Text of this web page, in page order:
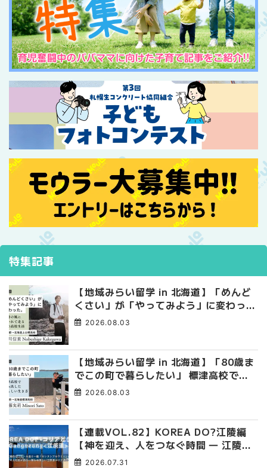
特集記事
【地域みらい留学 in 北海道】「めんど
くさい」が「やってみよう」に変わっ
た。 十勝の風に吹かれて走る、僕の泥
2026.08.03
【地域みらい留学 in 北海道】「80歳ま
でこの町で暮らしたい」 標津高校で踏
み出した、私らしい生き方
2026.08.03
【連載VOL.82】KOREA DO?江陵編
【神を迎え、人をつなぐ時間 ― 江陵端
午祭 】
2026.07.31